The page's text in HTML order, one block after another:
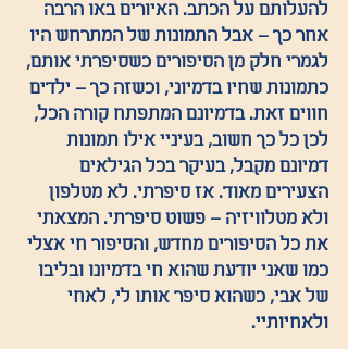
להעלותם על הכתב. האיורים באו הרבה
אחר כך – אבל התמונות של המתרחש היו
לגמרי חלק מן הסיפורים כשסיפרתי אותם,
כתמונות שחיו בדמיוני, וכשזה כך – ילדים
חווים זאת. בדמיונם המתפתח קורה הכל,
לכן כל כך חשוב, בעיניי אילו תמונות
דמיונם מקבל, בעיקר בכל הגילאים
הצעירים מאוד. אז סיפרתי. לא מטלפון
ולא מטלוויזיה – פשוט סיפרתי. המצאתי
את כל הסיפורים מחדש, והסיפור חי אצלי
כמו שאני יודעת שהוא חי בדמיונו ובליבו
של אבי, כשהוא סיפר אותו לי, לאחי
ולאחיותיי.